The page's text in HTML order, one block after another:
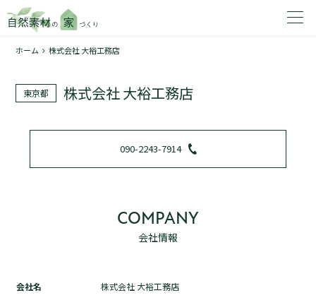
1
トップページ
ホーム 株式会社 大裕工務店
東京都 株式会社 大裕工務店
090-2243-7914
COMPANY
会社情報
会社名 株式会社 大裕工務店